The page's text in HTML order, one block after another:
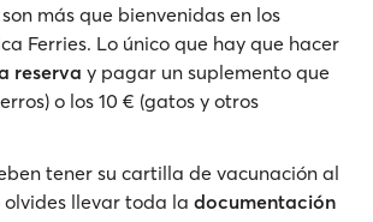
más que bienvenidas en los
Ferries. Lo único que hay que hacer
reserva y pagar un suplemento que
o los 10 € (gatos y otros
tener su cartilla de vacunación al
olvides llevar toda la documentación